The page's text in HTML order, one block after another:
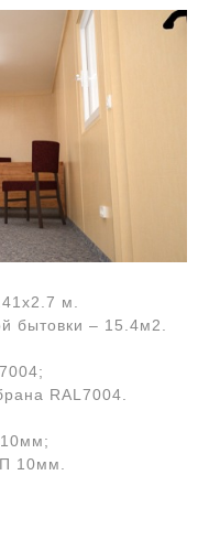
м.
бытовки – 15.4м2.
RAL7004.
10мм.